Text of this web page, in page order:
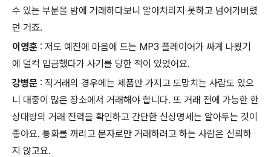
수 있는 부분을 밤에 거래하다보니 알아차리지 못하고 넘어가버렸
던 거죠.
이영훈 : 저도 예전에 마음에 드는 MP3 플레이어가 싸게 나왔기
에 덜컥 입금했다가 사기를 당한 적이 있었어요.
강병문 : 직거래의 경우에는 제품만 가지고 도망치는 사람도 있으
니 대중이 많은 장소에서 거래해야 합니다. 또 거래 전에 가능한 한
상대방의 거래 전력을 확인하고 간단한 신상명세는 알아두는 것이
좋아요. 통화를 꺼리고 문자로만 거래하려고 하는 사람은 신뢰하
지 않고요.